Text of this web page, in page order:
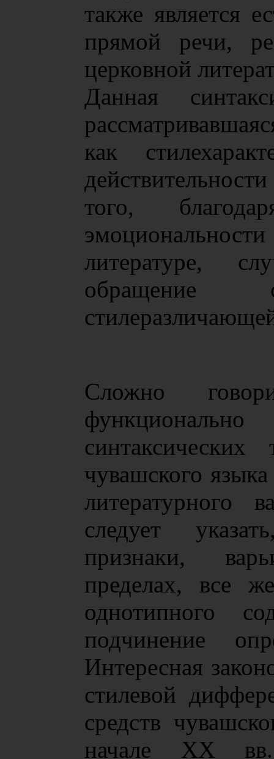
также является
прямой речи,
церковной
Данная
как
того,
литературе,
обращение
Сложно
синтаксических
чувашского
литературного
следует
признаки,
пределах, все
однотипного
подчинение
Интересная
стилевой
средств
начале XX